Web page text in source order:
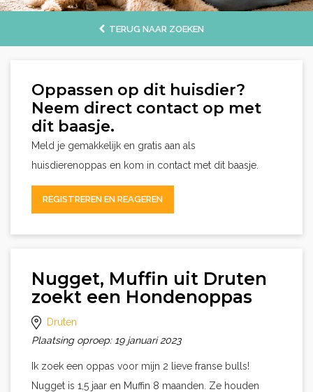
TERUG NAAR ZOEKEN
Oppassen op dit huisdier?
Neem direct contact op met
dit baasje.
Meld je gemakkelijk en gratis aan als
huisdierenoppas en kom in contact met dit baasje.
REGISTREREN EN REAGEREN
Nugget, Muffin uit Druten
zoekt een Hondenoppas
Druten
Plaatsing oproep: 19 januari 2023
Ik zoek een oppas voor mijn 2 lieve franse bulls!
Nugget is 1,5 jaar en Muffin 8 maanden. Ze houden